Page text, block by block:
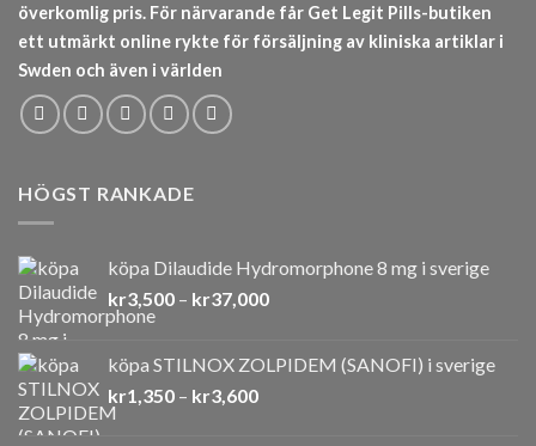
överkomlig pris. För närvarande får Get Legit Pills-butiken
ett utmärkt online rykte för försäljning av kliniska artiklar i
Swden och även i världen
HÖGST RANKADE
köpa Dilaudide Hydromorphone 8 mg i sverige
kr3,500 – kr37,000Prisintervall:
kr37,000
köpa STILNOX ZOLPIDEM (SANOFI) i sverige
kr1,350 – kr3,600Prisintervall: